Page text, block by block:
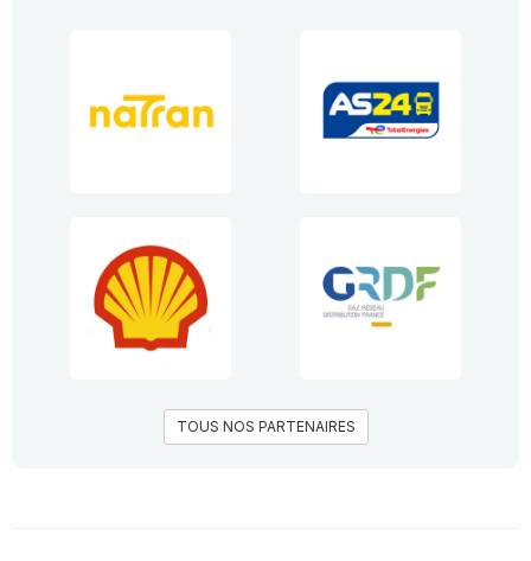
TOUS NOS PARTENAIRES